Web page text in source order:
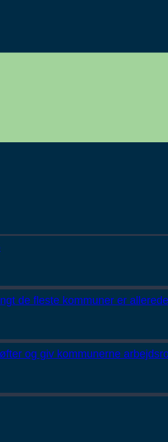
de fleste kommuner er
og giv kommunerne